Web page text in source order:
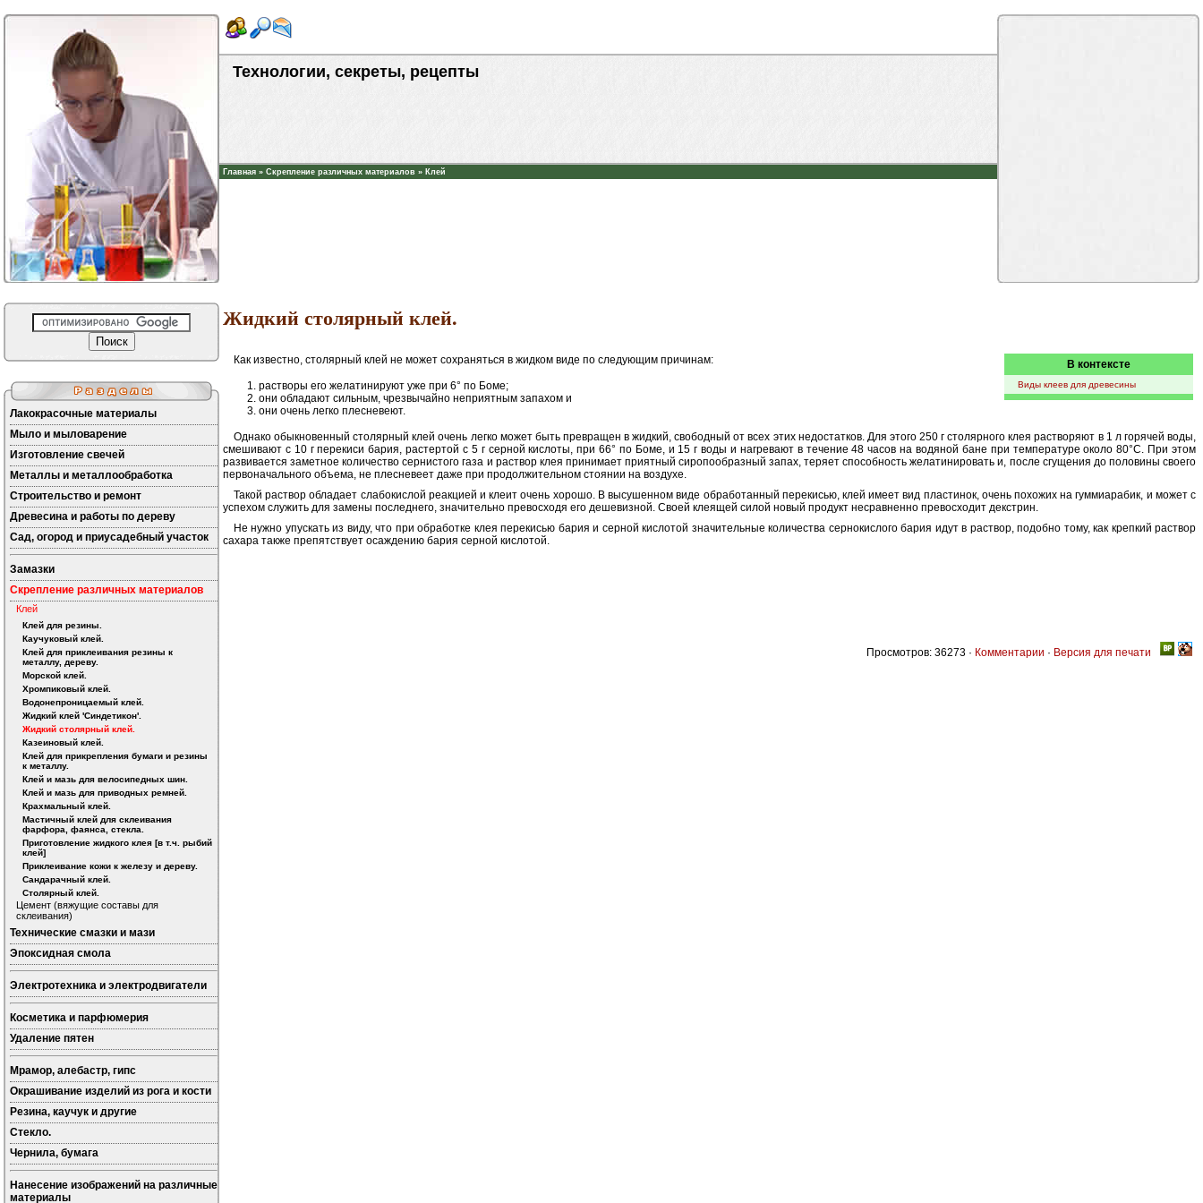
Технологии, секреты, рецепты
Главная » Скрепление различных материалов » Клей
Лакокрасочные материалы
Мыло и мыловарение
Изготовление свечей
Металлы и металлообработка
Строительство и ремонт
Древесина и работы по дереву
Сад, огород и приусадебный участок
Замазки
Скрепление различных материалов
Клей
Клей для резины.
Каучуковый клей.
Клей для приклеивания резины к
металлу, дереву.
Морской клей.
Хромпиковый клей.
Водонепроницаемый клей.
Жидкий клей 'Синдетикон'.
Жидкий столярный клей.
Казеиновый клей.
Клей для прикрепления бумаги и резины
к металлу.
Клей и мазь для велосипедных шин.
Клей и мазь для приводных ремней.
Крахмальный клей.
Мастичный клей для склеивания
фарфора, фаянса, стекла.
Приготовление жидкого клея [в т.ч. рыбий
клей]
Приклеивание кожи к железу и дереву.
Сандарачный клей.
Столярный клей.
Цемент (вяжущие составы для
склеивания)
Технические смазки и мази
Эпоксидная смола
Электротехника и электродвигатели
Косметика и парфюмерия
Удаление пятен
Мрамор, алебастр, гипс
Окрашивание изделий из рога и кости
Резина, каучук и другие
Стекло.
Чернила, бумага
Нанесение изображений на различные
материалы
Жидкий столярный клей.
В контексте
Виды клеев для древесины
Как известно, столярный клей не может сохраняться в жидком виде по следующим причинам:
растворы его желатинируют уже при 6° по Боме;
они обладают сильным, чрезвычайно неприятным запахом и
они очень легко плесневеют.
Однако обыкновенный столярный клей очень легко может быть превращен в жидкий, свободный от всех этих недостатков. Для этого 250 г столярного клея растворяют в 1 л горячей воды,
смешивают с 10 г перекиси бария, растертой с 5 г серной кислоты, при 66° по Боме, и 15 г воды и нагревают в течение 48 часов на водяной бане при температуре около 80°С. При этом
развивается заметное количество сернистого газа и раствор клея принимает приятный сиропообразный запах, теряет способность желатинировать и, после сгущения до половины своего
первоначального объема, не плесневеет даже при продолжительном стоянии на воздухе.
Такой раствор обладает слабокислой реакцией и клеит очень хорошо. В высушенном виде обработанный перекисью, клей имеет вид пластинок, очень похожих на гуммиарабик, и может с
успехом служить для замены последнего, значительно превосходя его дешевизной. Своей клеящей силой новый продукт несравненно превосходит декстрин.
Не нужно упускать из виду, что при обработке клея перекисью бария и серной кислотой значительные количества сернокислого бария идут в раствор, подобно тому, как крепкий раствор
сахара также препятствует осаждению бария серной кислотой.
Просмотров: 36273 · Комментарии · Версия для печати